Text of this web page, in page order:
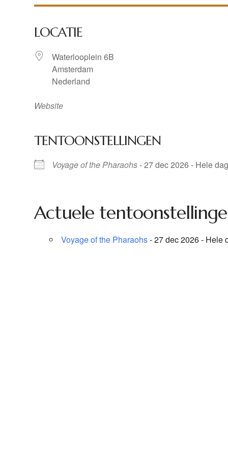
LOCATIE
Waterlooplein 6B
Amsterdam
Nederland
Website
TENTOONSTELLINGEN
Voyage of the Pharaohs- 27 dec 2026 - Hele
Actuele
Voyage of the Pharaohs- 27 dec 2026 - Hele